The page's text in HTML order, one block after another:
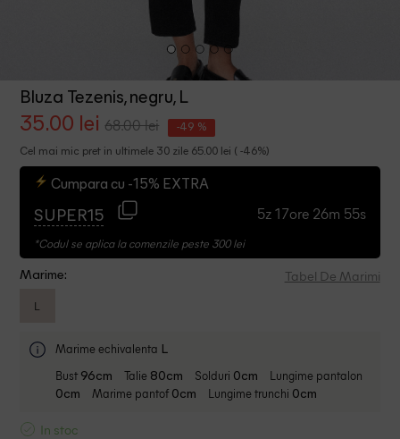
Bluza Tezenis, negru, L
35.00 lei 68.00 lei -49 %
Cel mai mic pret in ultimele 30 zile 65.00 lei ( -46%)
Cumpara cu -15% EXTRA
SUPER15 5z 17ore 26m 54s
*Codul se aplica la comenzile peste 300 lei
Marime: Tabel De Marimi
L
Marime echivalenta L
Bust 96cm Talie 80cm Solduri 0cm Lungime pantalon
0cm Marime pantof 0cm Lungime trunchi 0cm
In stoc